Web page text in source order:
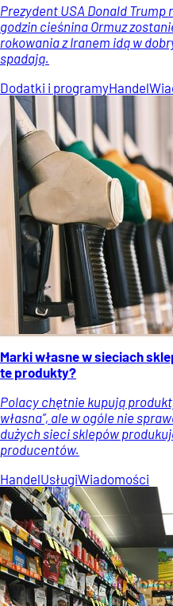
Prezydent USA Donald Trump
godzin cieśnina Ormuz
rokowania z Iranem idą w
spadają.
Dodatki i programyHandel
Marki własne w sieciach
te produkty?
Polacy chętnie kupują
własna”, ale w ogóle nie
dużych sieci sklepów
producentów.
HandelUsługiWiadomości